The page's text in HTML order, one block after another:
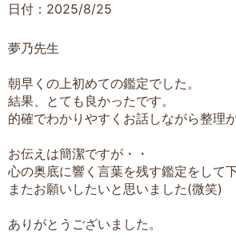
日付：2025/8/25
夢乃先生
朝早くの上初めての鑑定でした。
結果、とても良かったです。
的確でわかりやすくお話しながら整理
お伝えは簡潔ですが・・
心の奥底に響く言葉を残す鑑定をして
またお願いしたいと思いました(微笑)
ありがとうございました。